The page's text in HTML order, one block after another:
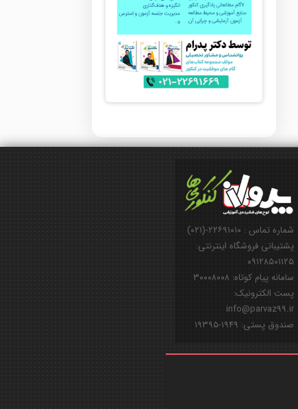
شماره تماس : ۲۲۶۹۱۰۱۰-(۰۲۱)
پشتیبانی فروشگاه اینترنتی:
۰۹۱۲۸۵۰۱۱۲۵
سامانه پیام کوتاه: ۳۰۰۰۸۰۰۸
پست الکترونیک:
info@parvaz99.ir
صندوق پستی: ۱۹۴۹-۱۹۳۹۵